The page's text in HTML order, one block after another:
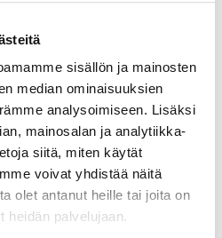
sisällön ja mainosten
median ominaisuuksien
analysoimiseen. Lisäksi
mainosalan ja analytiikka-
siitä, miten käytät
voivat yhdistää näitä
olet antanut heille tai joita on
heidän palvelujaan.